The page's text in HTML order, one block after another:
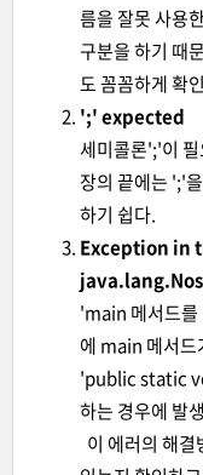
름을 잘못 사용
구분을 하기 때
도 꼼꼼하게 확
';' expected
세미콜론';'이 필
장의 끝에는 ';'
하기 쉽다.
Exception in
'main 메서드를
에 main 메서드
'public static
하는 경우에 발
이 에러의 해